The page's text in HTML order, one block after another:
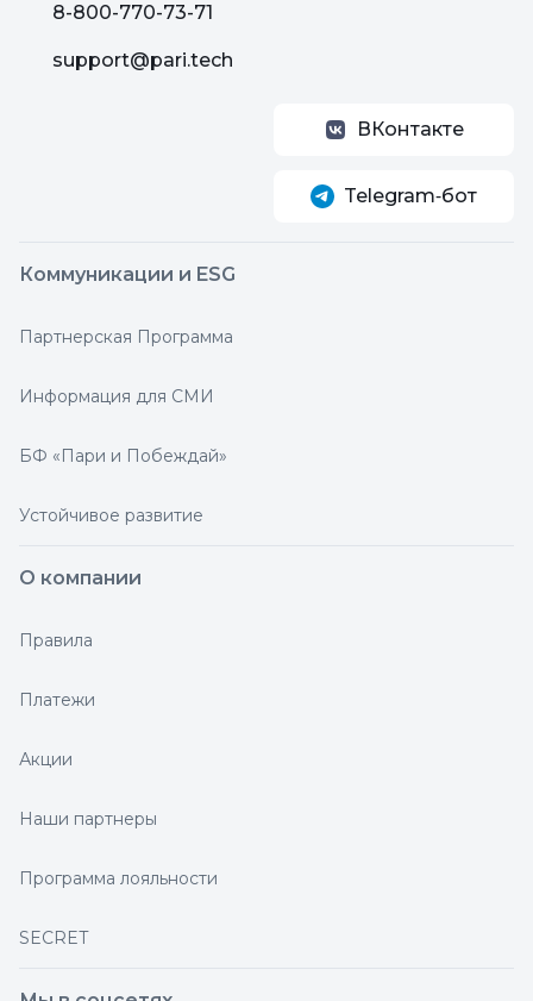
8-800-770-73-71
support@pari.tech
ВКонтакте
Telegram‑бот
Коммуникации и ESG
Партнерская Программа
Информация для СМИ
БФ «Пари и Побеждай»
Устойчивое развитие
О компании
Правила
Платежи
Акции
Наши партнеры
Программа лояльности
SECRET